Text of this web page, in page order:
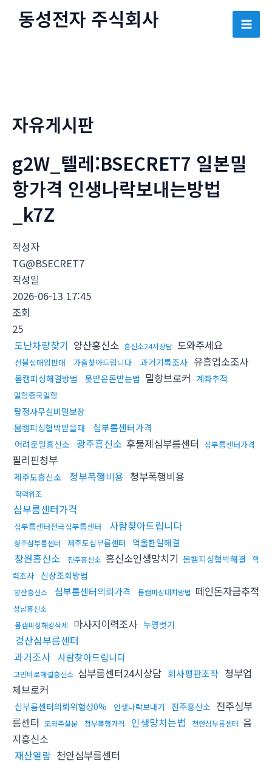
동성전자 주식회사
Main
자유게시판
g2W_텔레:BSECRET7 일본밀
항가격 인생나락보내는방법
_k7Z
작성자
TG@BSECRET7
작성일
2026-06-13 17:45
조회
25
도난차량찾기 양산흥신소 흥신소24시상담 도와주세요
선불심매입판매 가출찾아드립니다 과거기록조사 유흥업소조사
몸캠피싱해결방법 못받은돈받는법 밀항브로커 계좌추적
밀항중국밀항
탐정사무실비밀보장
몸캠피싱협박받을때
심부름센터가격
어려운일흥신소 광주흥신소 후불제심부름센터 심부름센터가격
필리핀청부
제주도흥신소 청부폭행비용 청부폭행비용
학력위조
심부름센터가격
심부름센터전국심부름센터 사람찾아드립니다
청주심부름센터 제주도심부름센터 억울한일해결
창원흥신소 진주흥신소 흥신소인생망치기 몸캠피싱협박해결
학
력조사
신상조회방법
양산흥신소 심부름센터의뢰가격 몸캠피싱대처방법 떼인돈자금추적
성남흥신소
몸캠피싱해킹삭제
마사지이력조사 누명벗기
경산심부름센터
과거조사 사람찾아드립니다
고민바로해결흥신소 심부름센터24시상담 회사평판조작 청부업
체브로커
심부름센터의뢰위험성0% 인생나락보내기 진주흥신소 전주심부
름센터 도와주실분 청부폭행가격 인생망치는법 천안심부름센터 음
지흥신소
재산열람 천안심부름센터